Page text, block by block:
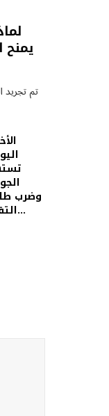
وضرب
التقارير أن القوات الأمريكية…